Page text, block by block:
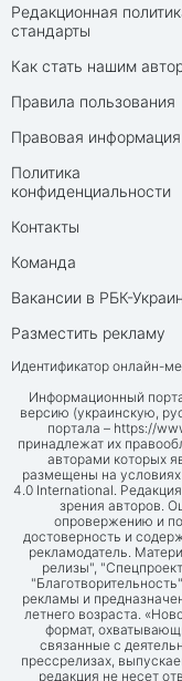
Редакционная
стандарты
Как стать нашим
Правила пользования
Правовая информация
Политика
конфиденциальности
Контакты
Команда
Вакансии в РБК-
Разместить рекламу
Идентификатор онлайн-
Информационный
версию (украинскую,
портала – https://
принадлежат их
авторами которых
размещены на
4.0 International.
зрения авторов.
опровержению и
достоверность и
рекламодатель.
релизы",
рекламы и
летнего возраста.
формат,
связанные с
прессрелизах,
редакция не несет